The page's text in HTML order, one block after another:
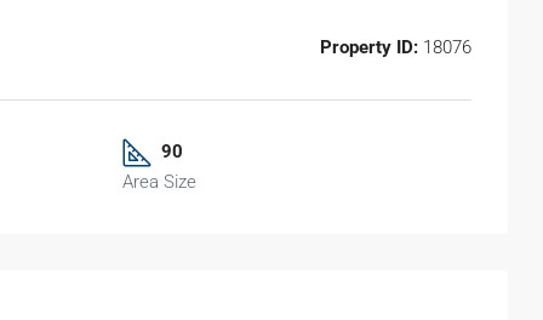
Property ID: 18076
90
Area Size